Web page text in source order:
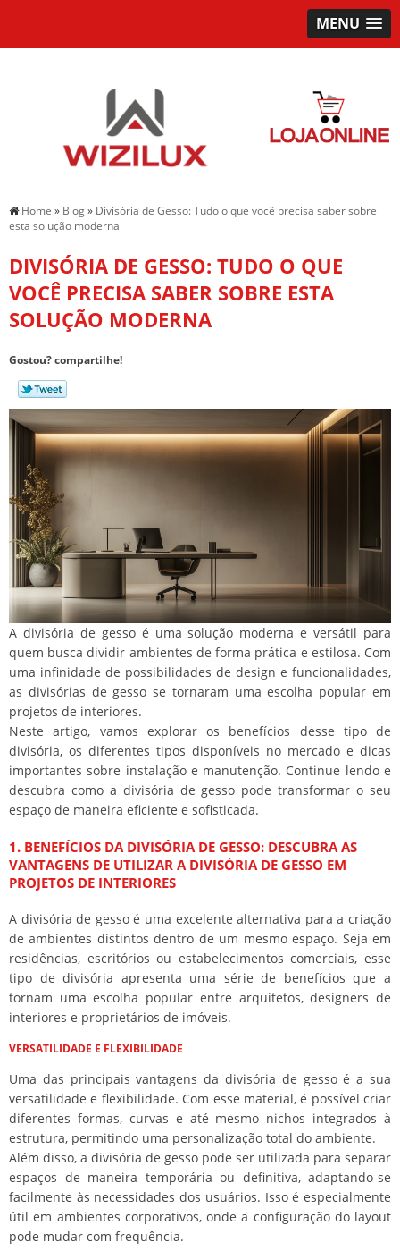
MENU
Home » Blog» Divisória de Gesso: Tudo o que você precisa saber sobre
esta solução moderna
DIVISÓRIA DE GESSO: TUDO O QUE
VOCÊ PRECISA SABER SOBRE ESTA
SOLUÇÃO MODERNA
Gostou? compartilhe!
A divisória de gesso é uma solução moderna e versátil para
quem busca dividir ambientes de forma prática e estilosa. Com
uma infinidade de possibilidades de design e funcionalidades,
as divisórias de gesso se tornaram uma escolha popular em
projetos de interiores.
Neste artigo, vamos explorar os benefícios desse tipo de
divisória, os diferentes tipos disponíveis no mercado e dicas
importantes sobre instalação e manutenção. Continue lendo e
descubra como a divisória de gesso pode transformar o seu
espaço de maneira eficiente e sofisticada.
1. BENEFÍCIOS DA DIVISÓRIA DE GESSO: DESCUBRA AS
VANTAGENS DE UTILIZAR A DIVISÓRIA DE GESSO EM
PROJETOS DE INTERIORES
A divisória de gesso é uma excelente alternativa para a criação
de ambientes distintos dentro de um mesmo espaço. Seja em
residências, escritórios ou estabelecimentos comerciais, esse
tipo de divisória apresenta uma série de benefícios que a
tornam uma escolha popular entre arquitetos, designers de
interiores e proprietários de imóveis.
VERSATILIDADE E FLEXIBILIDADE
Uma das principais vantagens da divisória de gesso é a sua
versatilidade e flexibilidade. Com esse material, é possível criar
diferentes formas, curvas e até mesmo nichos integrados à
estrutura, permitindo uma personalização total do ambiente.
Além disso, a divisória de gesso pode ser utilizada para separar
espaços de maneira temporária ou definitiva, adaptando-se
facilmente às necessidades dos usuários. Isso é especialmente
útil em ambientes corporativos, onde a configuração do layout
pode mudar com frequência.